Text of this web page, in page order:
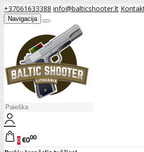
+37061633388 info@balticshooter.lt
Navigacija
0€000